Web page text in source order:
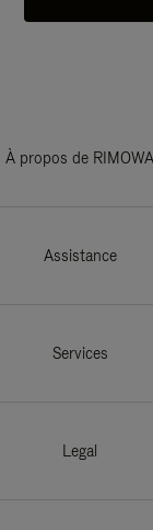
À propos de RIMOWA
Assistance
Services
Legal